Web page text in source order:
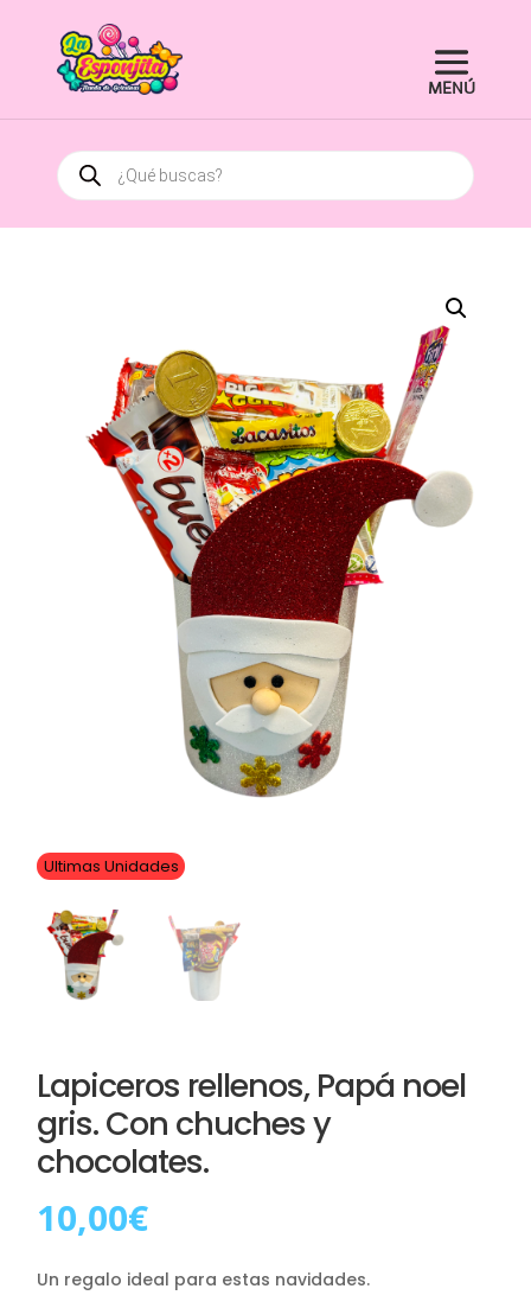
Búsqueda
de
productos
Ultimas Unidades
Lapiceros rellenos, Papá noel
gris. Con chuches y
chocolates.
10,00€
Un regalo ideal para estas navidades.